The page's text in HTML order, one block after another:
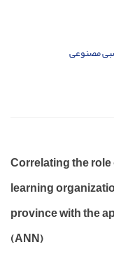
مصنوعی
Correlating the
learning
province with the
(ANN)